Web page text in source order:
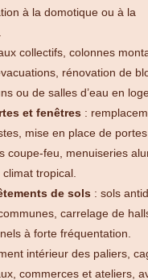
à la domotique ou à la
collectifs, colonnes
rénovation de
ou de salles d’eau en
et fenêtres :
mise en place de portes
coupe-feu, menuiseries
tropical.
de sols : sols
carrelage de
à forte fréquentation.
intérieur des paliers,
commerces et ateliers,